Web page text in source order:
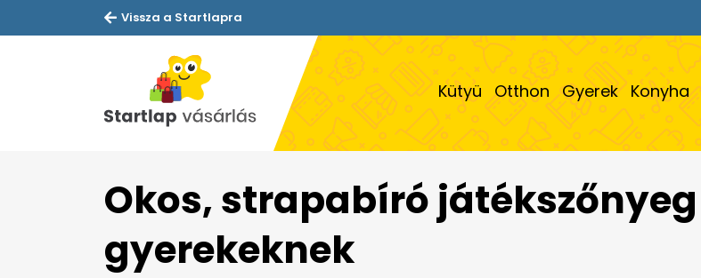
Vissza a Startlapra
Kütyü Otthon Gyerek Konyha
Okos, strapabíró játékszőnyeg
gyerekeknek